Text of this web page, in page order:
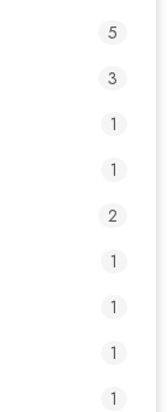
5
3
1
1
2
1
1
1
1